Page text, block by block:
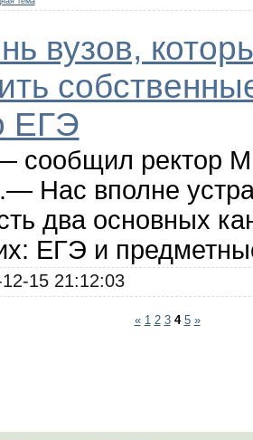
вузов,
ЕГЭ
сообщил ректор
.— Нас вполне
два основных
ЕГЭ и
15 21:12:03
« 1 2 3 4 5 »